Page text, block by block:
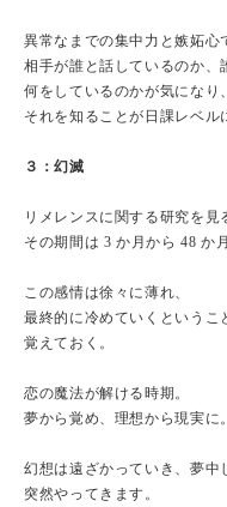
異常なまでの集中力と嫉妬心
相手が誰と話しているのか、
何をしているのかが気になり、
それを知ることが日課レベル
３：幻滅
リメレンスに関する研究を見
その期間は 3 か月から 48 か
この感情は徐々に薄れ、
最終的に冷めていくというこ
覚えておく。
恋の魔法が解ける時期。
夢から覚め、理想から現実に。
幻想は遠ざかっていき、夢中
突然やってきます。